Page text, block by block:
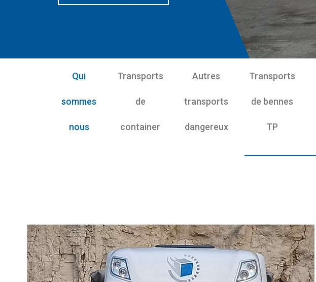
Qui
sommes
nous
Transports
de
container
Autres
transports
dangereux
Transports
de bennes
TP